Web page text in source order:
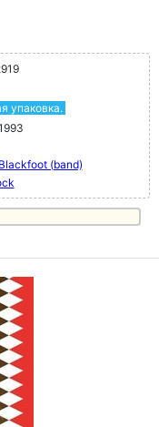
упаковка.
(band)